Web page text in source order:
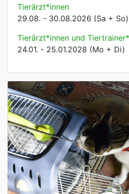
Tierärzt*innen
29.08. - 30.08.2026 (Sa + So)
Tierärzt*innen und
24.01. - 25.01.2028 (Mo + Di)